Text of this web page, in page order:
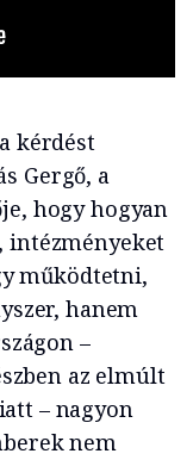
kérdést
Gergő, a
hogy hogyan
intézményeket
működtetni,
hanem
–
az elmúlt
– nagyon
nem